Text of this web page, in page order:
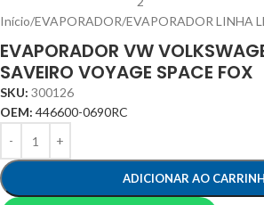
Início/EVAPORADOR/EVAPORADOR LINHA
EVAPORADOR VW
SAVEIRO VOYAGE SPACE FOX
SKU: 300126
OEM: 446600-0690RC
ADICIONAR AO